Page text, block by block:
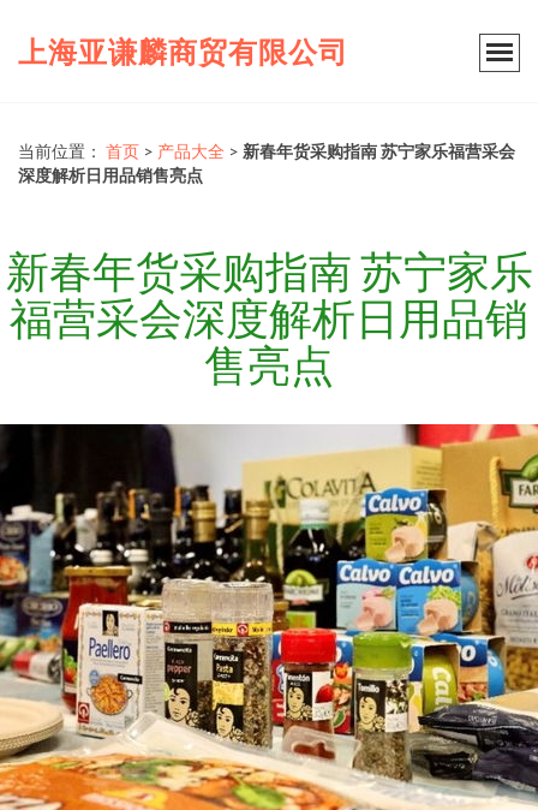
上海亚谦麟商贸有限公司
当前位置： 首页 > 产品大全 > 新春年货采购指南 苏宁家乐福营采会
深度解析日用品销售亮点
新春年货采购指南 苏宁家乐
福营采会深度解析日用品销
售亮点